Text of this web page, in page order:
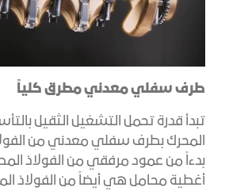
طرف سفلي معدني مطرق كلياً
تبدأ قدرة تحمل التشغيل الثقيل
المحرك بطرف سفلي معدني من
بدءاً من عمود مرفقي من الفولاذ
أغطية محامل هي أيضاً من الفولاذ